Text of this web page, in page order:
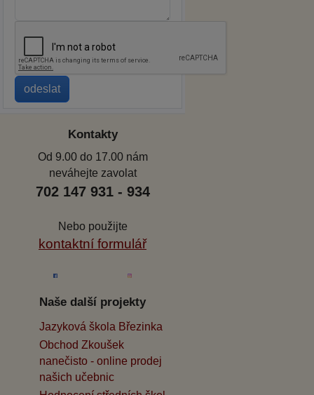
Kontakty
Od 9.00 do 17.00 nám
neváhejte zavolat
702 147 931 - 934
Nebo použijte
kontaktní formulář
Naše další projekty
Jazyková škola Březinka
Obchod Zkoušek
nanečisto - online prodej
našich učebnic